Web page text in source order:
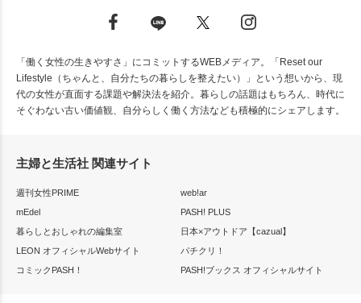
「働く女性の生きやすさ」にコミットするWEBメディア。「Reset our
Lifestyle（ちゃんと、自分たちの暮らしを整えたい）」という想いから、現
代の女性が直面する課題や解決法を紹介。暮らしの話題はもちろん、時代に
そぐわない古い価値観、自分らしく働く方法なども積極的にシェアします。
主婦と生活社 関連サイト
週刊女性PRIME
web!ar
mEdel
PASH! PLUS
暮らしとおしゃれの編集室
日本×アウトドア【cazual】
LEON オフィシャルWebサイト
パチクリ！
コミックPASH！
PASH!ブックス オフィシャルサイト